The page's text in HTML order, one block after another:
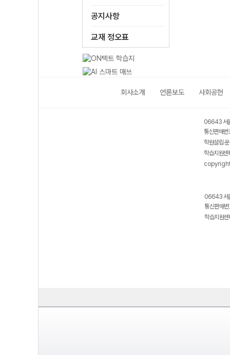
공지사항
교재 정오표
회사소개 언론보도 사회공헌
06643 서
통신판매
학원설립·
학습지원
06643 서
통신판매
학습지원